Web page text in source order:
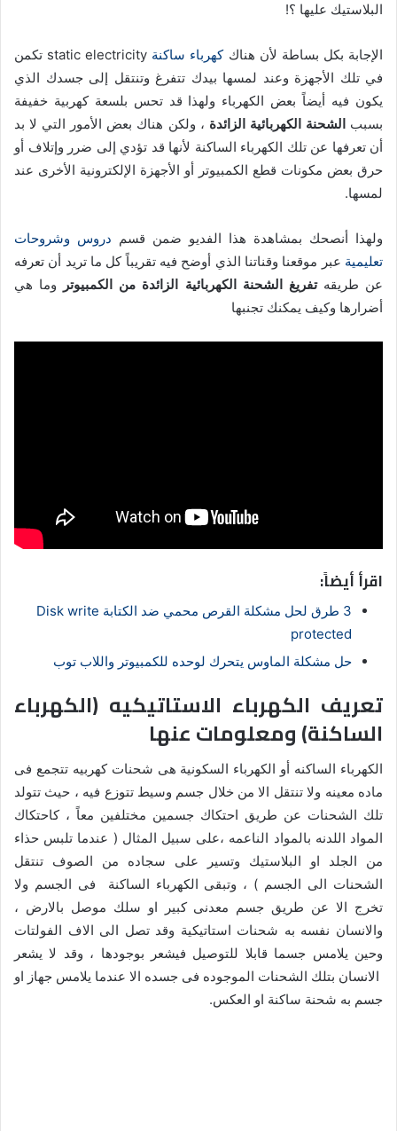
البلاستيك عليها ؟!
الإجابة بكل بساطة لأن هناككهرباء ساكنة
static electricity تكمن
في تلك الأجهزة وعند لمسها بيدك تتفرغ وتنتقل إلى جسدك الذي
يكون فيه أيضاً بعض الكهرباء ولهذا قد تحس بلسعة كهربية خفيفة
بسببالشحنة الكهربائية الزائدة ، ولكن هناك بعض الأمور التي لا بد
أن تعرفها عن تلك الكهرباء الساكنة لأنها قد تؤدي إلى ضرر وإتلاف أو
حرق بعض مكونات قطع الكمبيوتر أو الأجهزة الإلكترونية الأخرى عند
لمسها.
ولهذا أنصحك بمشاهدة هذا الفديو ضمن قسم دروس وشروحات
تعليمية عبر موقعنا وقناتنا الذي أوضح فيه تقريباً كل ما تريد أن تعرفه
عن طريقهتفريغ الشحنة الكهربائية الزائدة من الكمبيوتر
وما هي
أضرارها وكيف يمكنك تجنبها
اقرأ أيضاً:
3 طرق لحل مشكلة القرص محمي ضد الكتابة Disk write
protected
حل مشكلة الماوس يتحرك لوحده للكمبيوتر واللاب توب
تعريف الكهرباء الاستاتيكيه (الكهرباء
الساكنة) ومعلومات عنها
الكهرباء الساكنه أو الكهرباء السكونية هى شحنات كهربيه تتجمع فى
ماده معينه ولا تنتقل الا من خلال جسم وسيط تتوزع فيه ، حيث تتولد
تلك الشحنات عن طريق احتكاك جسمين مختلفين معاً ، كاحتكاك
المواد اللدنه بالمواد الناعمه ،على سبيل المثال ( عندما تلبس حذاء
من الجلد او البلاستيك وتسير على سجاده من الصوف تنتقل
الشحنات الى الجسم ) ، وتبقى الكهرباء الساكنة فى الجسم ولا
تخرج الا عن طريق جسم معدنى كبير او سلك موصل بالارض ،
والانسان نفسه به شحنات استاتيكية وقد تصل الى الاف الفولتات
وحين يلامس جسما قابلا للتوصيل فيشعر بوجودها ، وقد لا يشعر
الانسان بتلك الشحنات الموجوده فى جسده الا عندما يلامس جهاز او
جسم به شحنة ساكنة او العكس.